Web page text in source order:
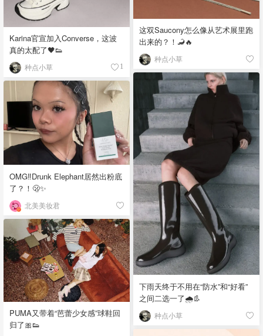
Karina官宣加入Converse，这波
真的太配了🖤👟
种点小草 1
这双Saucony怎么像从艺术展里跑
出来的？！🦂🔥
种点小草
下雨天终于不用在“防水”和“好看”
之间二选一了🌧️👢
种点小草
OMG‼️Drunk Elephant居然出粉底
了？！🫢✨
北美美妆君
PUMA又带着“芭蕾少女感”球鞋回
归了🎀👟